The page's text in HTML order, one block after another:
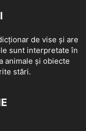
de vise și are
sunt interpretate în
animale și obiecte
stări.